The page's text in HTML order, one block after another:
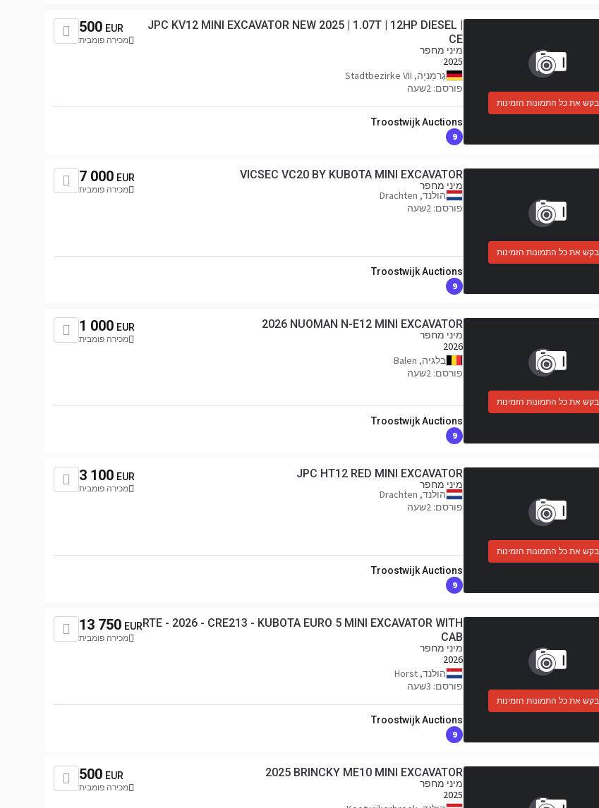
בקש את כל התמונות הזמינות
JPC KV12 MINI EXCAVATOR NEW 2025 | 1.07T | 12HP DIESEL |
CE
מיני מחפר
2025
גֶרמָנִיָה, Stadtbezirke VII
פורסם: 2שעה
500 EUR
מכירה פומבית
Troostwijk Auctions
9
בקש את כל התמונות הזמינות
VICSEC VC20 BY KUBOTA MINI EXCAVATOR
מיני מחפר
הולנד, Drachten
פורסם: 2שעה
7 000 EUR
מכירה פומבית
Troostwijk Auctions
9
בקש את כל התמונות הזמינות
2026 NUOMAN N-E12 MINI EXCAVATOR
מיני מחפר
2026
בלגיה, Balen
פורסם: 2שעה
1 000 EUR
מכירה פומבית
Troostwijk Auctions
9
בקש את כל התמונות הזמינות
JPC HT12 RED MINI EXCAVATOR
מיני מחפר
הולנד, Drachten
פורסם: 2שעה
3 100 EUR
מכירה פומבית
Troostwijk Auctions
9
בקש את כל התמונות הזמינות
RTE - 2026 - CRE213 - KUBOTA EURO 5 MINI EXCAVATOR WITH
CAB
מיני מחפר
2026
הולנד, Horst
פורסם: 3שעה
13 750 EUR
מכירה פומבית
Troostwijk Auctions
9
2025 BRINCKY ME10 MINI EXCAVATOR
מיני מחפר
2025
500 EUR
מכירה פומבית